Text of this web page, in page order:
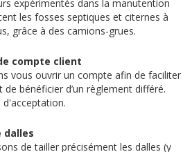
expérimentés dans la manutention
les fosses septiques et citernes à
grâce à des camions-grues.
compte client
vous ouvrir un compte afin de faciliter
de bénéficier d’un règlement différé.
d'acceptation.
dalles
de tailler précisément les dalles (y